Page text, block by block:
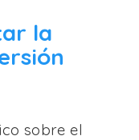
la
sobre el